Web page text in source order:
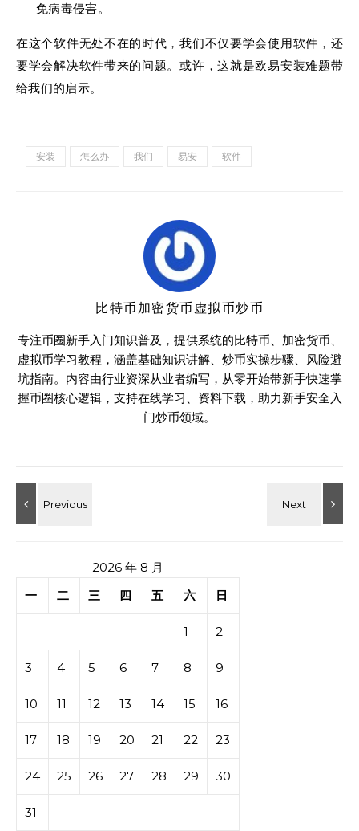
免病毒侵害。
在这个软件无处不在的时代，我们不仅要学会使用软件，还
要学会解决软件带来的问题。或许，这就是欧易安装难题带
给我们的启示。
安装 怎么办 我们 易安 软件
比特币加密货币虚拟币炒币
专注币圈新手入门知识普及，提供系统的比特币、加密货币、
虚拟币学习教程，涵盖基础知识讲解、炒币实操步骤、风险避
坑指南。内容由行业资深从业者编写，从零开始带新手快速掌
握币圈核心逻辑，支持在线学习、资料下载，助力新手安全入
门炒币领域。
2026 年 8 月
一
二 三 四 五 六 日
1 2
3 4 5 6 7 8 9
10 11 12 13 14 15 16
17 18 19 20 21 22 23
24 25 26 27 28 29 30
31